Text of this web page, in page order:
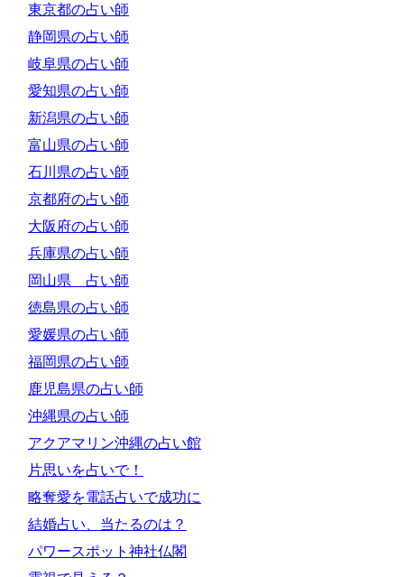
東京都の占い師
静岡県の占い師
岐阜県の占い師
愛知県の占い師
新潟県の占い師
富山県の占い師
石川県の占い師
京都府の占い師
大阪府の占い師
兵庫県の占い師
岡山県 占い師
徳島県の占い師
愛媛県の占い師
福岡県の占い師
鹿児島県の占い師
沖縄県の占い師
アクアマリン沖縄の占い館
片思いを占いで！
略奪愛を電話占いで成功に
結婚占い、当たるのは？
パワースポット神社仏閣